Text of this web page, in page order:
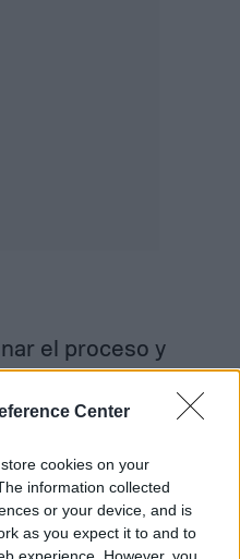
Center
cookies on your
information collected
or your device, and is
as you expect it to and to
experience. However, you
el proceso y
cosas», dijo
es que si
va a ser antes».